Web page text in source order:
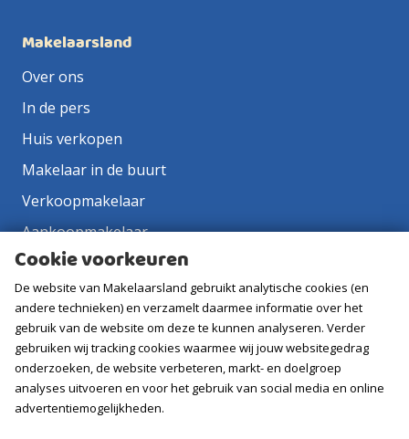
Makelaarsland
Over ons
In de pers
Huis verkopen
Makelaar in de buurt
Verkoopmakelaar
Aankoopmakelaar
Contact
Vacatures
Volg ons
Cookie voorkeuren
De website van Makelaarsland gebruikt analytische cookies (en
andere technieken) en verzamelt daarmee informatie over het
gebruik van de website om deze te kunnen analyseren. Verder
gebruiken wij tracking cookies waarmee wij jouw websitegedrag
onderzoeken, de website verbeteren, markt- en doelgroep
analyses uitvoeren en voor het gebruik van social media en online
advertentiemogelijkheden.